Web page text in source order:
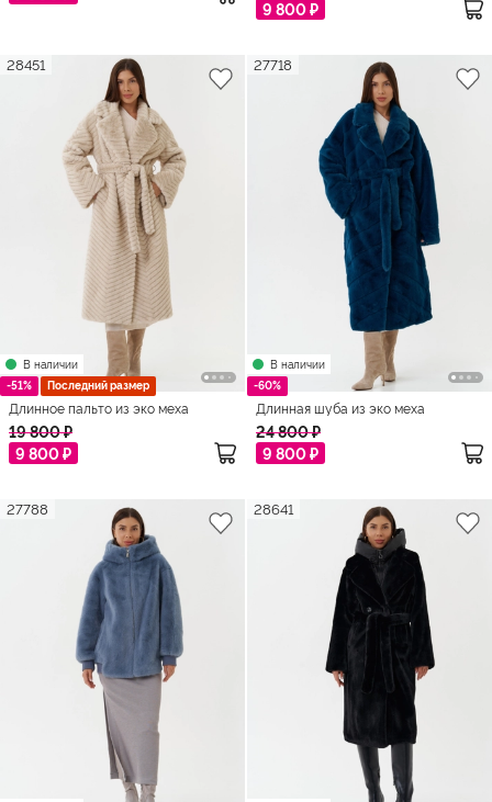
9 800 ₽
В наличии
-51%
Последний размер
28451
Длинное пальто из эко меха
19 800 ₽
9 800 ₽
В наличии
-60%
27718
Длинная шуба из эко меха
24 800 ₽
9 800 ₽
27788 28641